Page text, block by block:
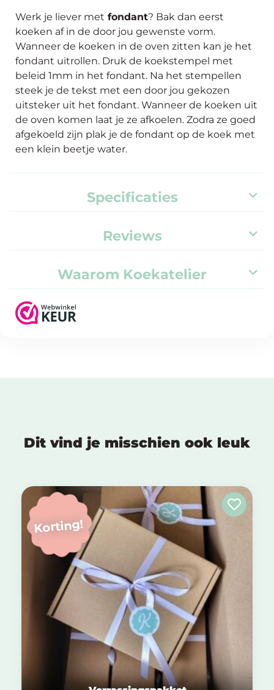
Werk je liever met fondant? Bak dan eerst
koeken af in de door jou gewenste vorm.
Wanneer de koeken in de oven zitten kan je het
fondant uitrollen. Druk de koekstempel met
beleid 1mm in het fondant. Na het stempellen
steek je de tekst met een door jou gekozen
uitsteker uit het fondant. Wanneer de koeken uit
de oven komen laat je ze afkoelen. Zodra ze goed
afgekoeld zijn plak je de fondant op de koek met
een klein beetje water.
Specificaties
Reviews
Waarom Koekatelier
Dit vind je misschien ook leuk
Korting!